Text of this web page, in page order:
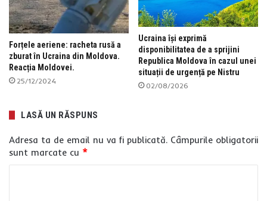
Forțele aeriene: racheta rusă a
zburat în Ucraina din Moldova.
Reacția Moldovei.
25/12/2024
Ucraina își exprimă
disponibilitatea de a sprijini
Republica Moldova în cazul unei
situații de urgență pe Nistru
02/08/2026
LASĂ UN RĂSPUNS
Adresa ta de email nu va fi publicată. Câmpurile obligatorii
sunt marcate cu *